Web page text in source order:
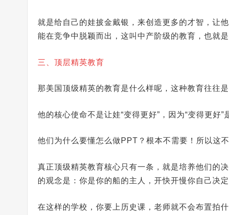
就是给自己的娃披金戴银，来创造更多的才智，让
能在竞争中脱颖而出，这叫中产阶级的教育，也就
三、顶层精英教育
那美国顶级精英的教育是什么样呢，这种教育往往
他的核心使命不是让娃“变得更好”，因为“变得更好
他们为什么要懂怎么做PPT？根本不需要！所以这不
真正顶级精英教育核心只有一条，就是培养他们的
的观念是：你是你的船的主人，开快开慢你自己决
在这样的学校，你要上历史课，老师就不会布置拍